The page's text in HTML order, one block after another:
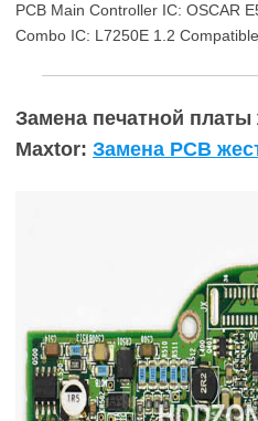
PCB Main Controller IC: OSCAR
Combo IC: L7250E 1.2
Замена печатной платы
Maxtor: Замена PCB